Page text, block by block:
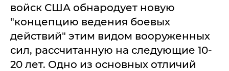
войск США обнародует новую
"концепцию ведения боевых
действий" этим видом вооруженных
сил, рассчитанную на следующие 10-
20 лет. Одно из основных отличий